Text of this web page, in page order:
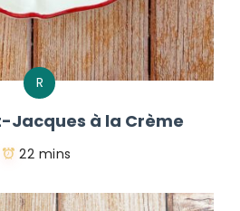
R
Jacques à la Crème
22 mins